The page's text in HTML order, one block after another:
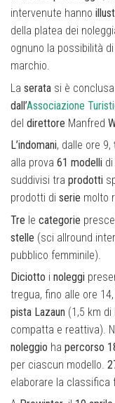
intervenute hanno
della platea dei
ognuno la possibilità
marchio.
La serata si è
dall’Associazione
del direttore Manfred
L’indomani, dalle ore 9,
alla prova 61 modelli
suddivisi tra prodotti
prodotti di serie molto
Tre le categorie
stelle (sci allround
pubblico femminile).
Diciotto i noleggi
tregua, fino alle ore
pista Lazaun (1,5 km
compatta e reattiva).
noleggio ha percorso
per ciascun modello.
elaborare la classifica